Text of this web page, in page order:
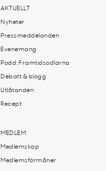
AKTUELLT
Nyheter
Pressmeddelanden
Evenemang
Podd: Framtidsodlarna
Debatt & blogg
Utlåtanden
Recept
MEDLEM
Medlemskap
Medlemsförmåner